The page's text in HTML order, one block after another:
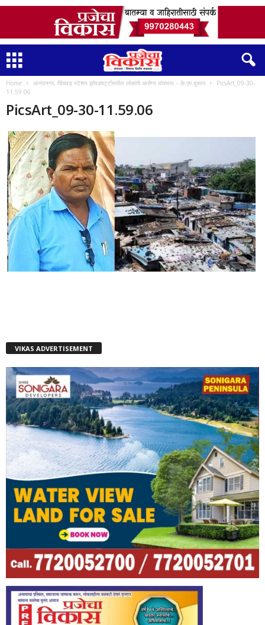
Home आनंदनगर, चिंचवड स्टेशन झोपडपट्टीमधील लोकांचे आरोग्य धोक्यात – के.एम.बुक्तर
PicsArt_09-30-
11.59.06
PicsArt_09-30-11.59.06
VIKAS ADVERTISEMENT